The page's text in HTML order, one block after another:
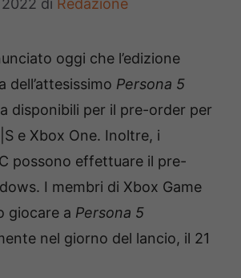
oggi che l’edizione
dell’attesissimo Persona 5
disponibili per il pre-order per
e Xbox One. Inoltre, i
possono effettuare il pre-
I membri di Xbox Game
giocare a Persona 5
nel giorno del lancio, il 21